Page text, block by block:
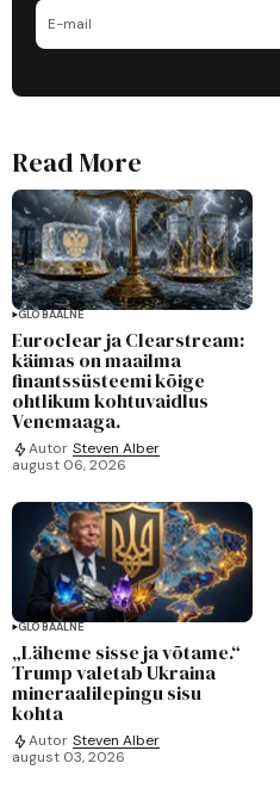
Read More
GLOBAALNE
Euroclear ja Clearstream:
käimas on maailma
finantssüsteemi kõige
ohtlikum kohtuvaidlus
Venemaaga.
Autor Steven Alber
august 06, 2026
GLOBAALNE
„Läheme sisse ja võtame.“
Trump valetab Ukraina
mineraalilepingu sisu
kohta
Autor Steven Alber
august 03, 2026